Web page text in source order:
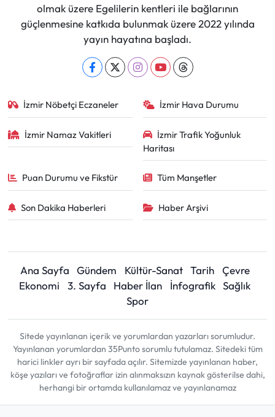
olmak üzere Egelilerin kentleri ile bağlarının
güçlenmesine katkıda bulunmak üzere 2022 yılında
yayın hayatına başladı.
İzmir Nöbetçi Eczaneler İzmir Hava Durumu
İzmir Namaz Vakitleri
İzmir Trafik Yoğunluk
Haritası
Puan Durumu ve Fikstür Tüm Manşetler
Son Dakika Haberleri Haber Arşivi
Ana Sayfa Gündem Kültür-Sanat Tarih
Çevre
Ekonomi
3. Sayfa Haber İlan İnfografik Sağlık
Spor
Sitede yayınlanan içerik ve yorumlardan yazarları sorumludur.
Yayınlanan yorumlardan 35Punto sorumlu tutulamaz. Sitedeki tüm
harici linkler ayrı bir sayfada açılır. Sitemizde yayınlanan haber,
köşe yazıları ve fotoğraflar izin alınmaksızın kaynak gösterilse dahi,
herhangi bir ortamda kullanılamaz ve yayınlanamaz